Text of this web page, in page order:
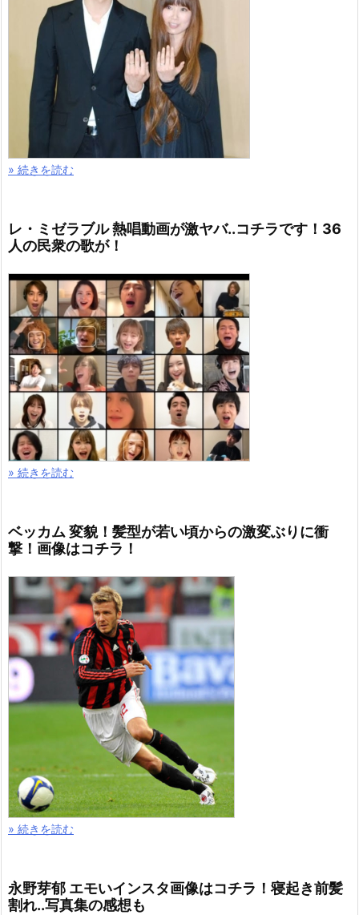
» 続きを読む
レ・ミゼラブル 熱唱動画が激ヤバ..コチラです！36
人の民衆の歌が！
» 続きを読む
ベッカム 変貌！髪型が若い頃からの激変ぶりに衝
撃！画像はコチラ！
» 続きを読む
永野芽郁 エモいインスタ画像はコチラ！寝起き前髪
割れ..写真集の感想も